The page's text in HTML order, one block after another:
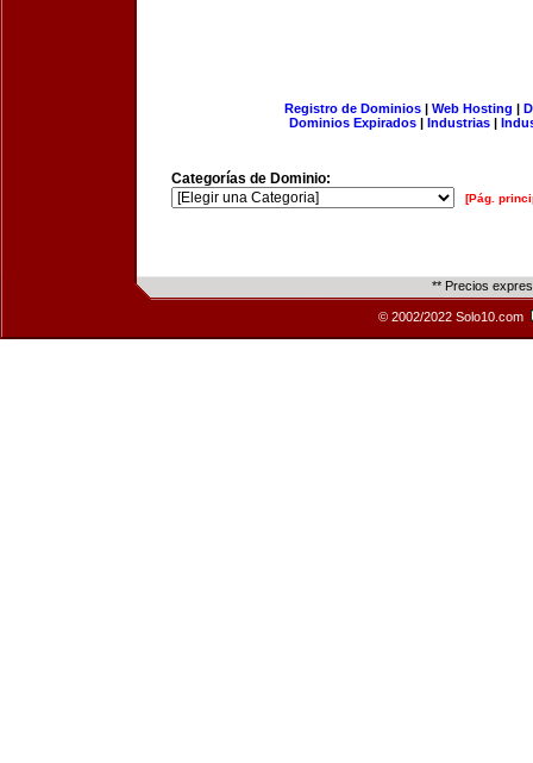
Registro de Dominios| Web Hosting |
Dominios Expirados | Industrias |
Categorías de Dominio:
[Pág.
** Precios
© 2002/2022 Solo10.com